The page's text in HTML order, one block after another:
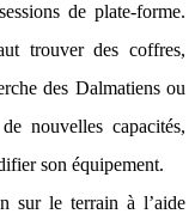
de plate-forme.
trouver des coffres,
des Dalmatiens ou
nouvelles capacités,
son équipement.
sur le terrain à l’aide